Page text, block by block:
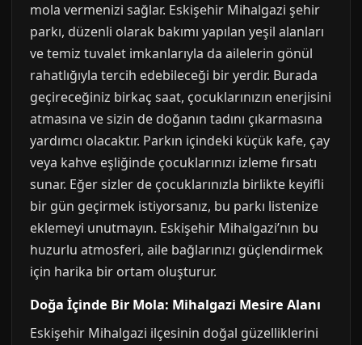
mola vermenizi sağlar. Eskişehir Mihalgazi şehir
parkı, düzenli olarak bakımı yapılan yeşil alanları
ve temiz tuvalet imkanlarıyla da ailelerin gönül
rahatlığıyla tercih edebileceği bir yerdir. Burada
geçireceğiniz birkaç saat, çocuklarınızın enerjisini
atmasına ve sizin de doğanın tadını çıkarmasına
yardımcı olacaktır. Parkın içindeki küçük kafe, çay
veya kahve eşliğinde çocuklarınızı izleme fırsatı
sunar. Eğer sizler de çocuklarınızla birlikte keyifli
bir gün geçirmek istiyorsanız, bu parkı listenize
eklemeyi unutmayın. Eskişehir Mihalgazi’nın bu
huzurlu atmosferi, aile bağlarınızı güçlendirmek
için harika bir ortam oluşturur.
Doğa İçinde Bir Mola: Mihalgazi Mesire Alanı
Eskişehir Mihalgazi ilçesinin doğal güzelliklerini